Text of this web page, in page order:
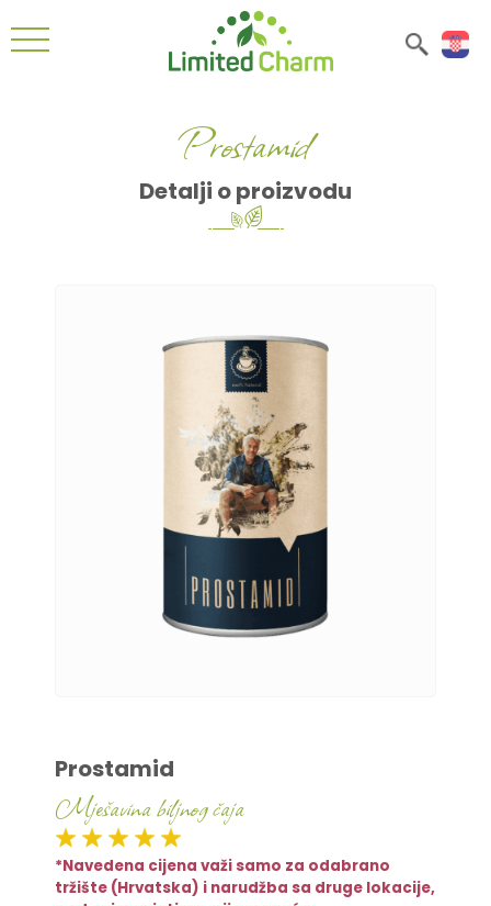
Prostamid
Detalji o proizvodu
Prostamid
Mješavina biljnog čaja
*Navedena cijena važi samo za odabrano
tržište (Hrvatska) i narudžba sa druge lokacije,